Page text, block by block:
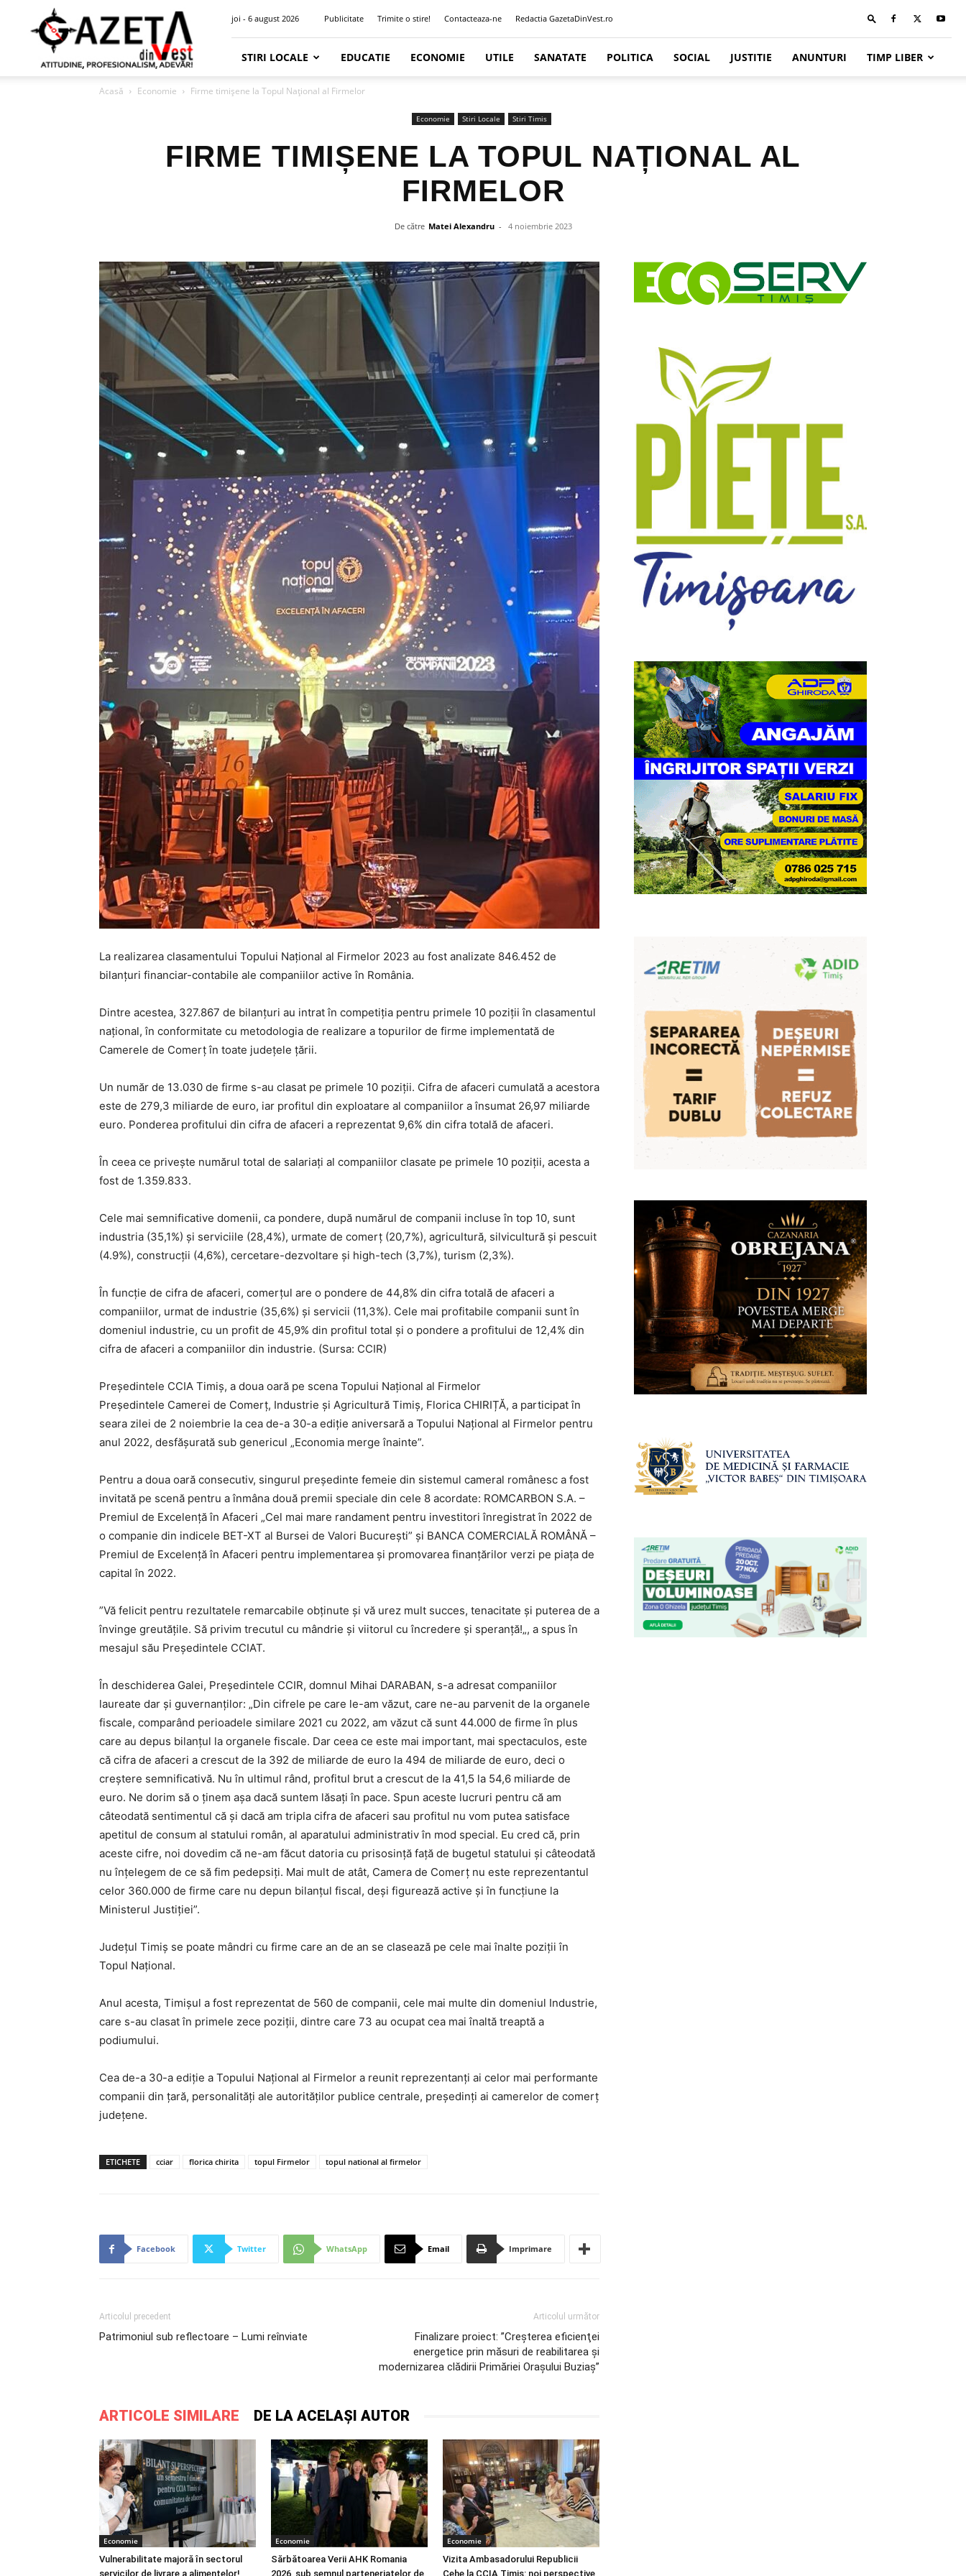
Gazeta
din
Vest
joi - 6 august 2026 Publicitate Trimite o stire! Contacteaza-ne Redactia GazetaDinVest.ro
STIRI LOCALE EDUCATIE ECONOMIE UTILE SANATATE POLITICA SOCIAL JUSTITIE ANUNTURI TIMP LIBER
Acasă Economie Firme timișene la Topul Național al Firmelor
Economie Stiri Locale Stiri Timis
FIRME TIMIȘENE LA TOPUL NAȚIONAL AL
FIRMELOR
De către Matei Alexandru - 4 noiembrie 2023
La realizarea clasamentului Topului Național al Firmelor 2023 au fost analizate 846.452 de
bilanţuri financiar-contabile ale companiilor active în România.
Dintre acestea, 327.867 de bilanțuri au intrat în competiția pentru primele 10 poziții în clasamentul
național, în conformitate cu metodologia de realizare a topurilor de firme implementată de
Camerele de Comerț în toate judeţele ţării.
Un număr de 13.030 de firme s-au clasat pe primele 10 poziții. Cifra de afaceri cumulată a acestora
este de 279,3 miliarde de euro, iar profitul din exploatare al companiilor a însumat 26,97 miliarde
euro. Ponderea profitului din cifra de afaceri a reprezentat 9,6% din cifra totală de afaceri.
În ceea ce privește numărul total de salariați al companiilor clasate pe primele 10 poziții, acesta a
fost de 1.359.833.
Cele mai semnificative domenii, ca pondere, după numărul de companii incluse în top 10, sunt
industria (35,1%) și serviciile (28,4%), urmate de comerț (20,7%), agricultură, silvicultură și pescuit
(4.9%), construcții (4,6%), cercetare-dezvoltare și high-tech (3,7%), turism (2,3%).
În funcție de cifra de afaceri, comerțul are o pondere de 44,8% din cifra totală de afaceri a
companiilor, urmat de industrie (35,6%) și servicii (11,3%). Cele mai profitabile companii sunt în
domeniul industrie, cu un profit de 45,9% din profitul total și o pondere a profitului de 12,4% din
cifra de afaceri a companiilor din industrie. (Sursa: CCIR)
Președintele CCIA Timiș, a doua oară pe scena Topului Național al Firmelor
Președintele Camerei de Comerț, Industrie și Agricultură Timiș, Florica CHIRIȚĂ, a participat în
seara zilei de 2 noiembrie la cea de-a 30-a ediție aniversară a Topului Național al Firmelor pentru
anul 2022, desfășurată sub genericul „Economia merge înainte”.
Pentru a doua oară consecutiv, singurul președinte femeie din sistemul cameral românesc a fost
invitată pe scenă pentru a înmâna două premii speciale din cele 8 acordate: ROMCARBON S.A. –
Premiul de Excelență în Afaceri „Cel mai mare randament pentru investitori înregistrat în 2022 de
o companie din indicele BET-XT al Bursei de Valori București” și BANCA COMERCIALĂ ROMÂNĂ –
Premiul de Excelență în Afaceri pentru implementarea și promovarea finanțărilor verzi pe piața de
capital în 2022.
”Vă felicit pentru rezultatele remarcabile obținute și vă urez mult succes, tenacitate și puterea de a
învinge greutățile. Să privim trecutul cu mândrie și viitorul cu încredere și speranță!„, a spus în
mesajul său Președintele CCIAT.
În deschiderea Galei, Președintele CCIR, domnul Mihai DARABAN, s-a adresat companiilor
laureate dar și guvernanților: „Din cifrele pe care le-am văzut, care ne-au parvenit de la organele
fiscale, comparând perioadele similare 2021 cu 2022, am văzut că sunt 44.000 de firme în plus
care au depus bilanţul la organele fiscale. Dar ceea ce este mai important, mai spectaculos, este
că cifra de afaceri a crescut de la 392 de miliarde de euro la 494 de miliarde de euro, deci o
creştere semnificativă. Nu în ultimul rând, profitul brut a crescut de la 41,5 la 54,6 miliarde de
euro. Ne dorim să o ţinem aşa dacă suntem lăsaţi în pace. Spun aceste lucruri pentru că am
câteodată sentimentul că şi dacă am tripla cifra de afaceri sau profitul nu vom putea satisface
apetitul de consum al statului român, al aparatului administrativ în mod special. Eu cred că, prin
aceste cifre, noi dovedim că ne-am făcut datoria cu prisosinţă faţă de bugetul statului şi câteodată
nu înţelegem de ce să fim pedepsiţi. Mai mult de atât, Camera de Comerţ nu este reprezentantul
celor 360.000 de firme care nu depun bilanţul fiscal, deşi figurează active şi în funcţiune la
Ministerul Justiţiei”.
Județul Timiș se poate mândri cu firme care an de an se clasează pe cele mai înalte poziții în
Topul Național.
Anul acesta, Timișul a fost reprezentat de 560 de companii, cele mai multe din domeniul Industrie,
care s-au clasat în primele zece poziții, dintre care 73 au ocupat cea mai înaltă treaptă a
podiumului.
Cea de-a 30-a ediție a Topului Național al Firmelor a reunit reprezentanţi ai celor mai performante
companii din țară, personalităţi ale autorităţilor publice centrale, preşedinţi ai camerelor de comerţ
judeţene.
ETICHETE cciar florica chirita topul Firmelor topul national al firmelor
Facebook Twitter WhatsApp Email Imprimare
Articolul precedent
Patrimoniul sub reflectoare – Lumi reînviate
Articolul următor
Finalizare proiect: ”Creşterea eficienţei
energetice prin măsuri de reabilitarea şi
modernizarea clădirii Primăriei Oraşului Buziaş”
ARTICOLE SIMILARE DE LA ACELAȘI AUTOR
Economie
Vulnerabilitate majoră în sectorul
servicilor de livrare a alimentelor!
Economie
Sărbătoarea Verii AHK Romania
2026, sub semnul parteneriatelor de
Economie
Vizita Ambasadorului Republicii
Cehe la CCIA Timiș: noi perspective